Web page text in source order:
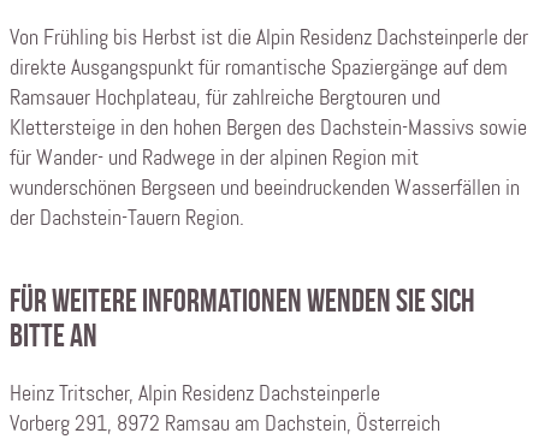
Von Frühling bis Herbst ist die Alpin Residenz Dachsteinperle der
direkte Ausgangspunkt für romantische Spaziergänge auf dem
Ramsauer Hochplateau, für zahlreiche Bergtouren und
Klettersteige in den hohen Bergen des Dachstein-Massivs sowie
für Wander- und Radwege in der alpinen Region mit
wunderschönen Bergseen und beeindruckenden Wasserfällen in
der Dachstein-Tauern Region.
Für weitere Informationen wenden Sie sich
bitte an
Heinz Tritscher, Alpin Residenz Dachsteinperle
Vorberg 291, 8972 Ramsau am Dachstein, Österreich